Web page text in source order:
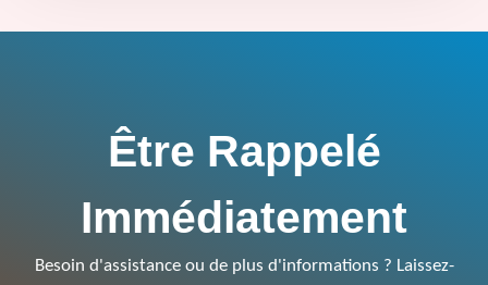
Être Rappelé
Immédiatement
Besoin d'assistance ou de plus d'informations ? Laissez-